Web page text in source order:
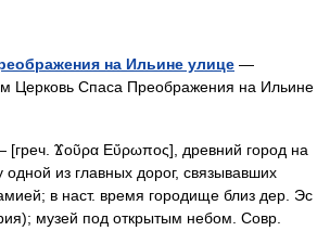
на Ильине улице —
Церковь Спаса Преображения на Ильине
[греч. Ϫοῦρα Εὔρωπος], древний город на
одной из главных дорог, связывавших
в наст. время городище близ дер. Эс
музей под открытым небом. Совр.